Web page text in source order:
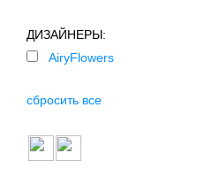
ДИЗАЙНЕРЫ:
AiryFlowers
сбросить все